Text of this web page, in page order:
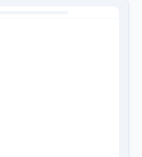
сообщества,